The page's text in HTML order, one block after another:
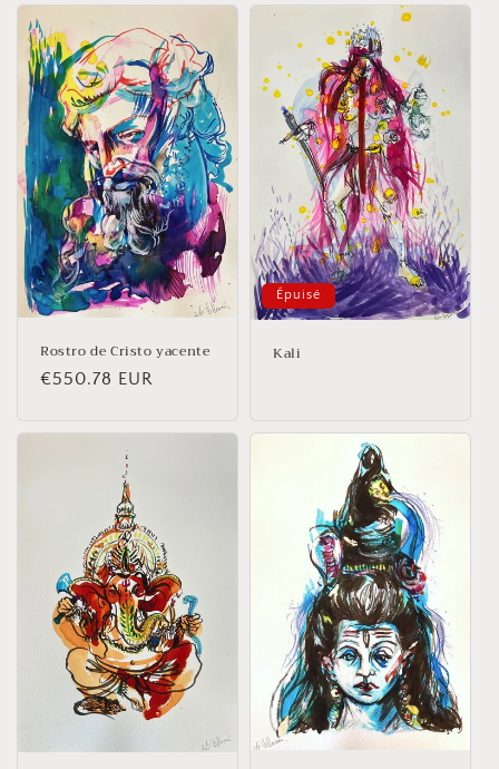
Rostro de Cristo yacente
Prix
€550.78 EUR
Épuisé
Kali